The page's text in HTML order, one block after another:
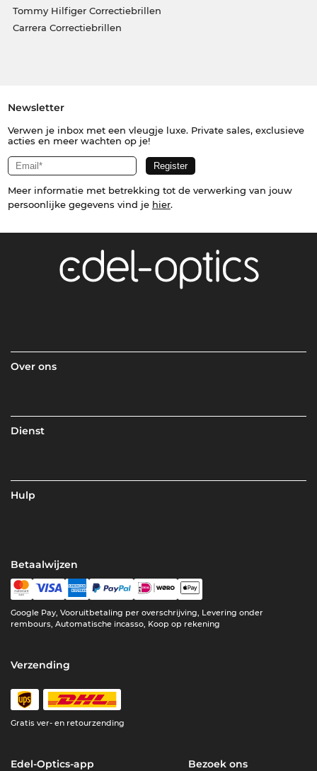
Tommy Hilfiger Correctiebrillen
Carrera Correctiebrillen
Newsletter
Verwen je inbox met een vleugje luxe. Private sales, exclusieve
acties en meer wachten op je!
Meer informatie met betrekking tot de verwerking van jouw
persoonlijke gegevens vind je hier.
Over ons
Dienst
Hulp
Betaalwijzen
Google Pay, Vooruitbetaling per overschrijving, Levering onder
rembours, Automatische incasso, Koop op rekening
Verzending
Gratis ver- en retourzending
Edel-Optics-app Bezoek ons